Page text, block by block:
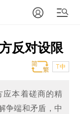
反对设限
T中
应本着磋商的精
争端和矛盾，中